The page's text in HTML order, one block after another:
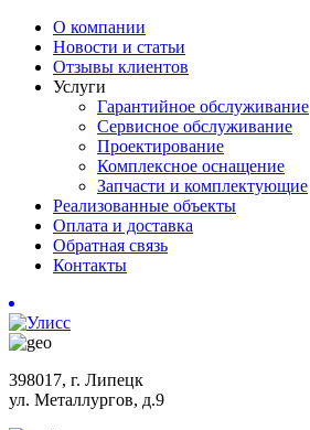
О компании
Новости и статьи
Отзывы клиентов
Услуги
Гарантийное обслуживание
Сервисное обслуживание
Проектирование
Комплексное оснащение
Запчасти и комплектующие
Реализованные объекты
Оплата и доставка
Обратная связь
Контакты
398017, г. Липецк
ул. Металлургов, д.9